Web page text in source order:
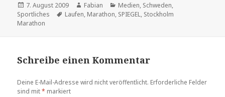
Veröffentlicht
am
7. August 2009 Autor
Fabian Kategorien
Medien, Schweden,
Sportliches
Schlagwörter
Laufen, Marathon, SPIEGEL, Stockholm
Marathon
Schreibe einen Kommentar
Deine E-Mail-Adresse wird nicht veröffentlicht. Erforderliche Felder
sind mit* markiert